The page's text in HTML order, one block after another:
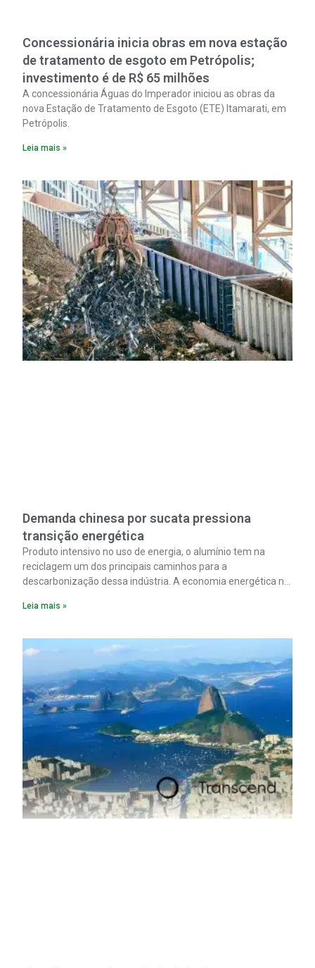
Concessionária inicia obras em nova estação
de tratamento de esgoto em Petrópolis;
investimento é de R$ 65 milhões
A concessionária Águas do Imperador iniciou as obras da
nova Estação de Tratamento de Esgoto (ETE) Itamarati, em
Petrópolis.
Leia mais »
Demanda chinesa por sucata pressiona
transição energética
Produto intensivo no uso de energia, o alumínio tem na
reciclagem um dos principais caminhos para a
descarbonização dessa indústria. A economia energética na
material. A produção de um alumínio mais limpo, no entanto,
insumo, a sucata, devido, sobretudo, ao interesse chinês
pela matéria-prima.
Leia mais »